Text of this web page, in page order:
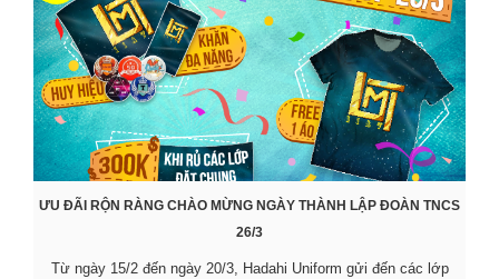
ƯU ĐÃI RỘN RÀNG CHÀO MỪNG NGÀY THÀNH LẬP ĐOÀN TNCS
26/3
Từ ngày 15/2 đến ngày 20/3, Hadahi Uniform gửi đến các lớp